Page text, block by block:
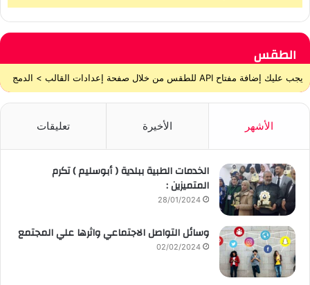
الطقس
يجب عليك إضافة مفتاح API للطقس من خلال صفحة إعدادات القالب > الدمج
الأشهر الأخيرة تعليقات
الخدمات الطبية ببلدية ( أبوسليم ) تكرم
المتميزين :
28/01/2024
وسائل التواصل الاجتماعي واثرها علي المجتمع
02/02/2024